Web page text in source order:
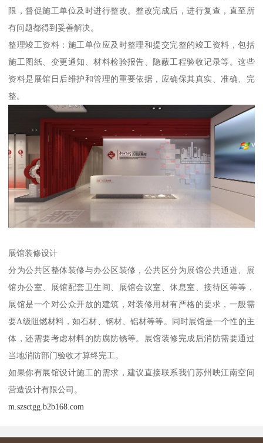
限，督促施工单位及时进行整改。整改完成后，进行复查，直至所
有问题都得到妥善解决。
整理竣工资料：施工单位应及时整理和提交完整的竣工资料，包括
施工图纸、变更通知、材料检验报告、隐蔽工程验收记录等。这些
资料是展馆日后维护和管理的重要依据，应确保其真实、准确、完
整。
展馆装修设计
分为公共区整体装修与办公区装修，公共区分为展馆公共通道、展
馆办公室、展馆配套卫生间、展馆会议室、休息室、接待区等等，
展馆是一个对公众开放的建筑，对装修用材有严格的要求，一般需
要A级阻燃材料，如石材、钢材、铝材等等。同时展馆是一个性的主
体，还需要考虑材料的防腐防锈等。展馆装修完成后消防需要通过
当地消防部门验收才算终完工。
如果你有展馆设计施工的需求，建议直接联系我们苏州映江南空间
营造设计有限公司。
m.szsctgg.b2b168.com